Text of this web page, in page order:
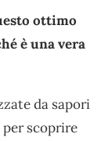
ottimo
è una vera
da sapori
scoprire